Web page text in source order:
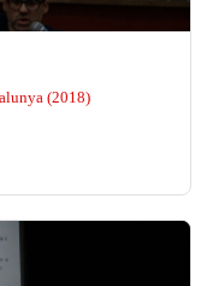
(2018)